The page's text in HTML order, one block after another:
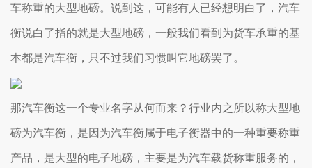
车称重的大型地磅。说到这，可能有人已经想明白了，汽车
衡说白了指的就是大型地磅，一般我们看到为货车承重的基
本都是汽车衡，只不过我们习惯叫它地磅罢了。
那汽车衡这一个专业名字从何而来？行业内之所以称大型地
磅为汽车衡，是因为汽车衡属于电子衡器中的一种重要称重
产品，是大型的电子地磅，主要是为汽车载货称重服务的，